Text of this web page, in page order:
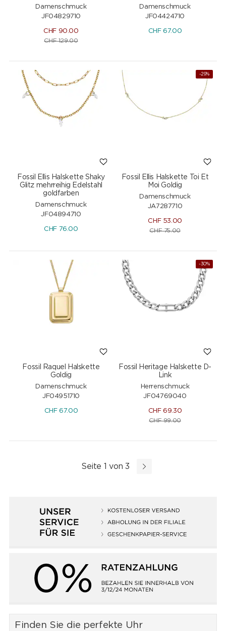
Damenschmuck
JF04829710
CHF 90.00
CHF129.00
Damenschmuck
JF04424710
CHF 67.00
Fossil Ellis Halskette Shaky
Glitz mehrreihig Edelstahl
goldfarben
Damenschmuck
JF04894710
CHF 76.00
-29%
Fossil Ellis Halskette Toi Et
Moi Goldig
Damenschmuck
JA7287710
CHF 53.00
CHF75.00
Fossil Raquel Halskette
Goldig
Damenschmuck
JF04951710
CHF 67.00
-30%
Fossil Heritage Halskette D-
Link
Herrenschmuck
JF04769040
CHF 69.30
CHF99.00
Seite 1 von 3
Finden Sie die perfekte Uhr